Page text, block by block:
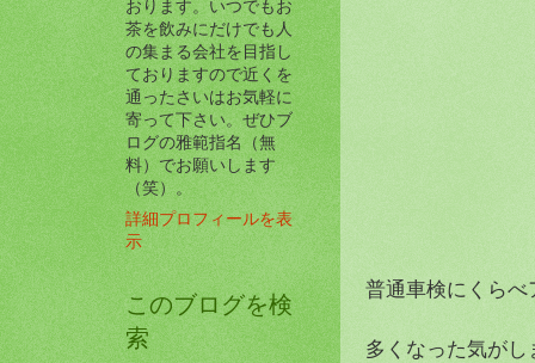
普通車検にくら
多くなった気がし
おります。いつでもお
茶を飲みにだけでも人
の集まる会社を目指し
ておりますので近くを
通ったさいはお気軽に
寄って下さい。ぜひブ
ログの雅範指名（無
料）でお願いします
（笑）。
詳細プロフィールを表
示
このブログを検
索